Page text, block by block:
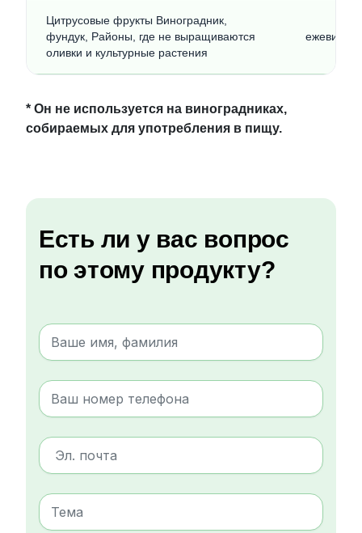
Цитрусовые фрукты Виноградник,
фундук, Районы, где не выращиваются
оливки и культурные растения
ежевика
* Он не используется на виноградниках,
собираемых для употребления в пищу.
Есть ли у вас вопрос
по этому продукту?